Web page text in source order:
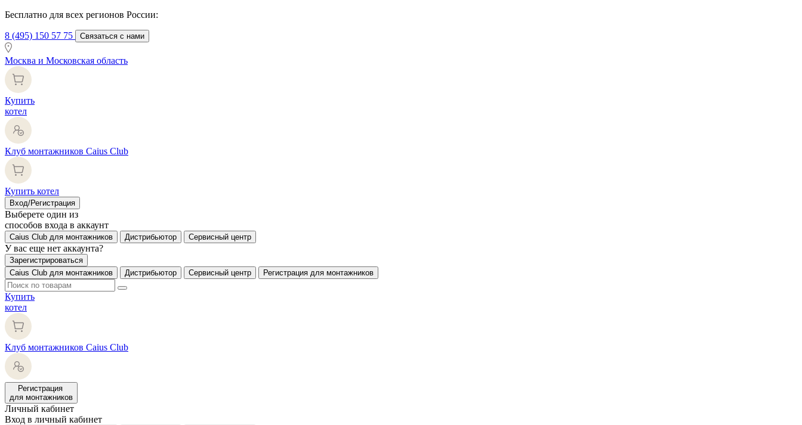
Бесплатно для всех регионов России:
8 (495) 150 57 75 Связаться с нами
Москва и Московская область
Купить
котел
Клуб монтажников Caius Club
Купить котел
Вход/Регистрация
Выберете один из
способов входа в аккаунт
Caius Club для монтажников Дистрибьютор Сервисный центр
У вас еще нет аккаунта?
Зарегистрироваться
Caius Club для монтажников
Дистрибьютор Сервисный центр Регистрация для монтажников
Купить
котел
Клуб монтажников Caius Club
Регистрация
для монтажников
Личный кабинет
Вход в личный кабинет